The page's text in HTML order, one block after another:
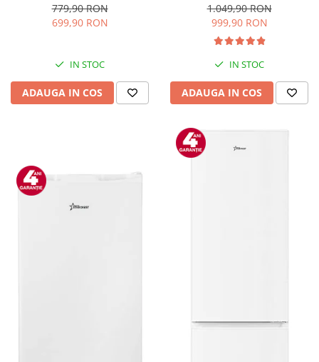
interioara, H 83 cm, Sticla
Neagra
779,90 RON
699,90 RON
IN STOC
ADAUGA IN COS
sticla, H 84.5 cm, Negru
1.049,90 RON
999,90 RON
IN STOC
ADAUGA IN COS